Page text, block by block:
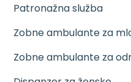
Patronažna služba
Zobne ambulante za
Zobne ambulante za